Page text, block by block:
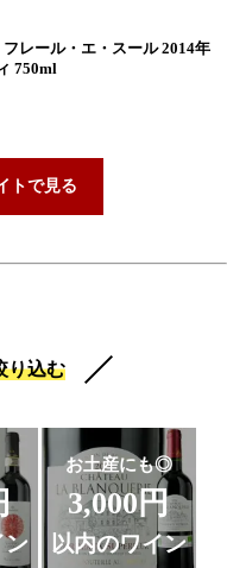
レール・エ・スール 2014年
750ml
トで見る
り込む
ン
お土産にも◎
3,000円
以内のワイン